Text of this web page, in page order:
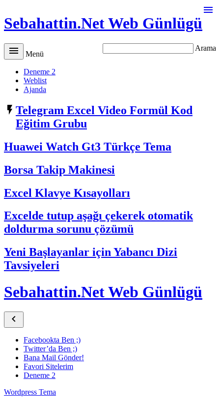
Sebahattin.Net Web Günlügü

Arama
 Menü
Deneme 2
Weblist
Ajanda
 Telegram Excel Video Formül Kod
Eğitim Grubu
Huawei Watch Gt3 Türkçe Tema
Borsa Takip Makinesi
Excel Klavye Kısayolları
Excelde tutup aşağı çekerek otomatik
doldurma sorunu çözümü
Yeni Başlayanlar için Yabancı Dizi
Tavsiyeleri
Sebahattin.Net Web Günlügü

Facebookta Ben ;)
Twitter’da Ben ;)
Bana Mail Gönder!
Favori Sitelerim
Deneme 2
Wordpress Tema